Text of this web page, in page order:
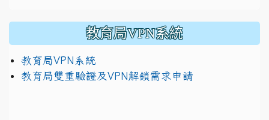
教育局VPN系統
教育局VPN系統
教育局雙重驗證及VPN解鎖需求申請